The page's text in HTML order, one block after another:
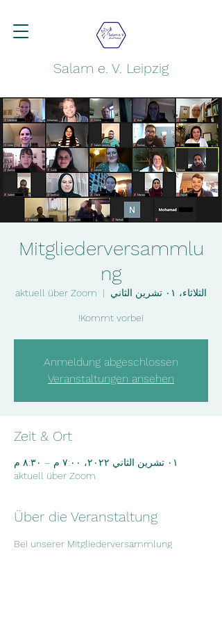
Salam e. V. Leipzig
Mitgliederversammlu
ng
الثلاثاء، ٠١ تشرين الثاني
  |
aktuell über Zoom
Kommt vorbei!
Anmeldung abgeschlossen
Veranstaltungen ansehen
Zeit & Ort
٠١ تشرين الثاني ٢٠٢٢، ٧:٠٠ م – ٨:٣٠ م
aktuell über Zoom
Über die Veranstaltung
Bei unserer Mitgliederversammlung